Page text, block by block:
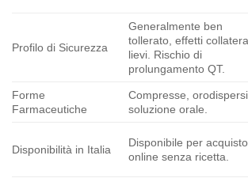
Profilo di Sicurezza
Generalmente ben
tollerato, effetti
lievi. Rischio di
prolungamento QT.
Forme
Farmaceutiche
Compresse,
soluzione orale.
Disponibilità in Italia
Disponibile per acquisto
online senza ricetta.